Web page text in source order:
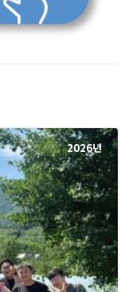
2026년